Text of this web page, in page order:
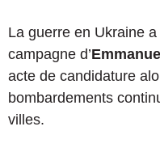
La guerre en Ukraine
campagne d’
acte de candidature
bombardements
villes.